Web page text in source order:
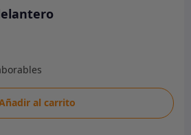
al carrito